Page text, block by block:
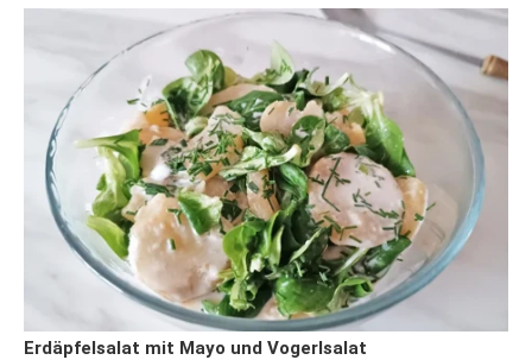
Erdäpfelsalat mit Mayo und Vogerlsalat